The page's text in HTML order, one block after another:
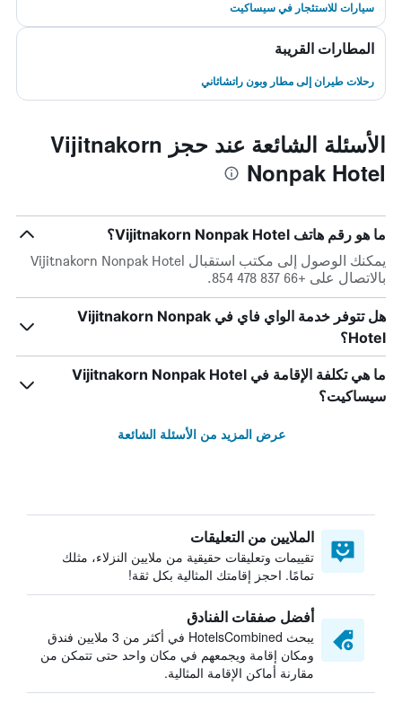
سيارات للاستئجار في سيساكيت
المطارات القريبة
رحلات طيران إلى مطار وبون راتشاثاني
الأسئلة الشائعة عند حجز Vijitnakorn
Nonpak Hotel
ما هو رقم هاتف Vijitnakorn Nonpak Hotel؟
يمكنك الوصول إلى مكتب استقبال Vijitnakorn Nonpak Hotel
بالاتصال على +66 837 478 854.
هل تتوفر خدمة الواي فاي في Vijitnakorn Nonpak
Hotel؟
ما هي تكلفة الإقامة في Vijitnakorn Nonpak Hotel
سيساكيت؟
عرض المزيد من الأسئلة الشائعة
الملايين من التعليقات
تقييمات وتعليقات حقيقية من ملايين النزلاء، مثلك
تمامًا. احجز إقامتك المثالية بكل ثقة!
أفضل صفقات الفنادق
يبحث HotelsCombined في أكثر من 3 ملايين فندق
ومكان إقامة ويجمعهم في مكان واحد حتى تتمكن من
مقارنة أماكن الإقامة المثالية.